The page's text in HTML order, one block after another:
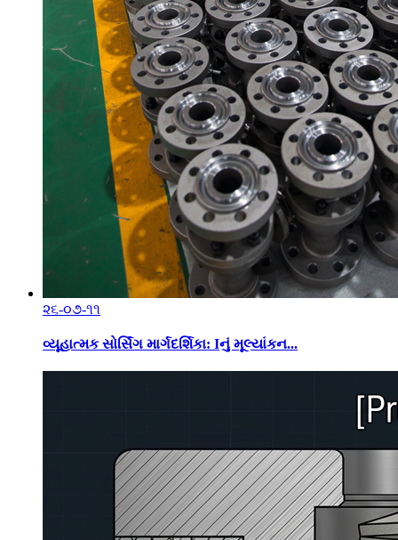
૨૬-૦૭-૧૧
વ્યૂહાત્મક સોર્સિંગ માર્ગદર્શિકા: Iનું મૂલ્યાંકન...